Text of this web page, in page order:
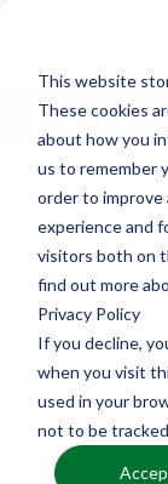
This website
These cookies
about how you
us to remember
order to improve
experience and
visitors both on
find out more
Privacy Policy
If you decline,
when you visit
used in your
not to be
老松（お
TOP 能楽辞
つ）
都の者が菅原
いう梅と老松
が梅と松の徳
の精が神々し